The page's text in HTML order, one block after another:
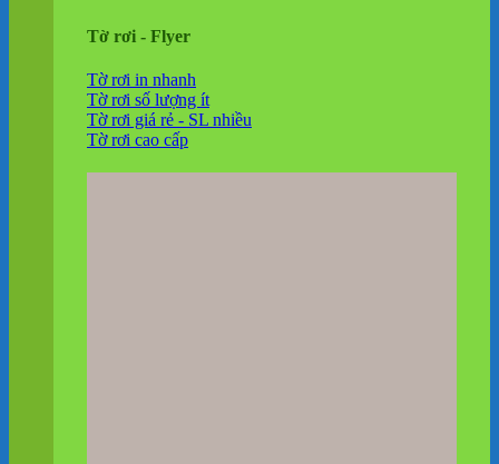
Tờ rơi - Flyer
Tờ rơi in nhanh
Tờ rơi số lượng ít
Tờ rơi giá rẻ - SL nhiều
Tờ rơi cao cấp